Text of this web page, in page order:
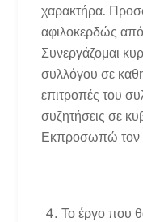
χαρακτήρα.
αφιλοκερδώς από
Συνεργάζομαι
συλλόγου σε
επιτροπές του
συζητήσεις σε
Εκπροσωπώ τον
Το έργο που